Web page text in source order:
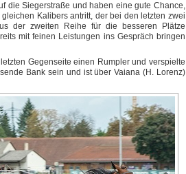
die Siegerstraße und haben eine gute Chance,
Kalibers antritt, der bei den letzten zwei
der zweiten Reihe für die besseren Plätze
mit feinen Leistungen ins Gespräch bringen
Gegenseite einen Rumpler und verspielte
Bank sein und ist über Vaiana (H. Lorenz)